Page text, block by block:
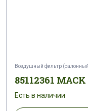
Воздушный фильтр
85112361 MACK
Есть в наличии